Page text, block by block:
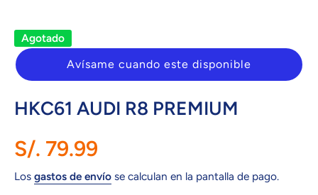
Agotado
Avísame cuando este disponible
HKC61 AUDI R8 PREMIUM
S/. 79.99
Los gastos de envío se calculan en la pantalla de pago.